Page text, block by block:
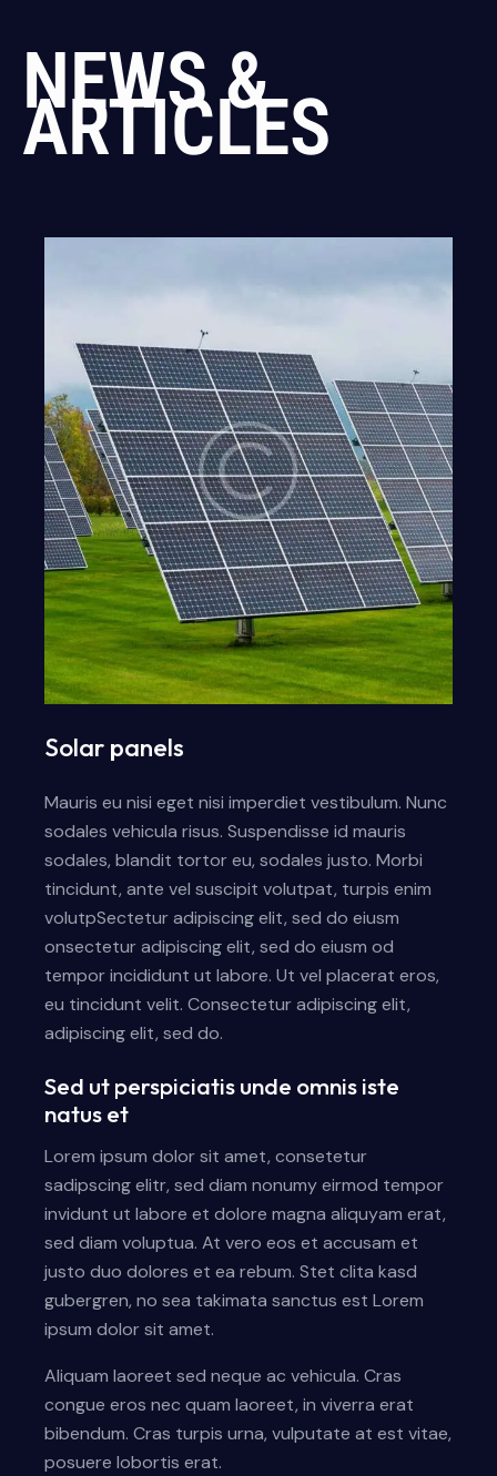
NEWS &
ARTICLES
Solar panels
Mauris eu nisi eget nisi imperdiet vestibulum. Nunc
sodales vehicula risus. Suspendisse id mauris
sodales, blandit tortor eu, sodales justo. Morbi
tincidunt, ante vel suscipit volutpat, turpis enim
volutpSectetur adipiscing elit, sed do eiusm
onsectetur adipiscing elit, sed do eiusm od
tempor incididunt ut labore. Ut vel placerat eros,
eu tincidunt velit. Consectetur adipiscing elit,
adipiscing elit, sed do.
Sed ut perspiciatis unde omnis iste
natus et
Lorem ipsum dolor sit amet, consetetur
sadipscing elitr, sed diam nonumy eirmod tempor
invidunt ut labore et dolore magna aliquyam erat,
sed diam voluptua. At vero eos et accusam et
justo duo dolores et ea rebum. Stet clita kasd
gubergren, no sea takimata sanctus est Lorem
ipsum dolor sit amet.
Aliquam laoreet sed neque ac vehicula. Cras
congue eros nec quam laoreet, in viverra erat
bibendum. Cras turpis urna, vulputate at est vitae,
posuere lobortis erat.